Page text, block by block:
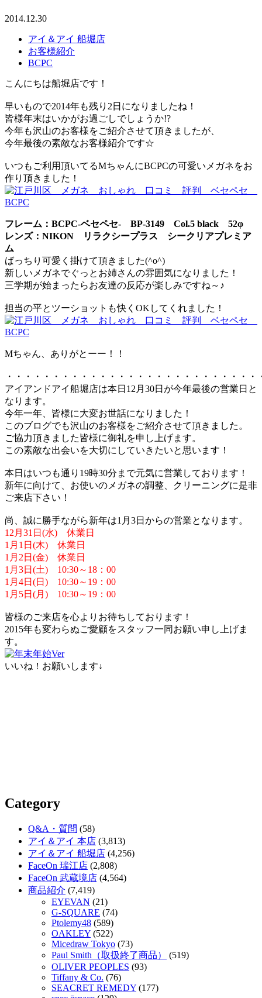
2014.12.30
アイ＆アイ 船堀店
お客様紹介
BCPC
こんにちは船堀店です！
早いもので2014年も残り2日になりましたね！
皆様年末はいかがお過ごしでしょうか!?
今年も沢山のお客様をご紹介させて頂きましたが、
今年最後の素敵なお客様紹介です☆
いつもご利用頂いてるMちゃんにBCPCの可愛いメガネをお
作り頂きました！
フレーム：BCPC-ベセペセ- BP-3149 Col.5 black 52φ
レンズ：NIKON リラクシープラス シークリアプレミア
ム
ばっちり可愛く掛けて頂きました(^o^)
新しいメガネでぐっとお姉さんの雰囲気になりました！
三学期が始まったらお友達の反応が楽しみですね～♪
担当の平とツーショットも快くOKしてくれました！
Mちゃん、ありがとーー！！
・・・・・・・・・・・・・・・・・・・・・・・・・・
アイアンドアイ船堀店は本日12月30日が今年最後の営業日と
なります。
今年一年、皆様に大変お世話になりました！
このブログでも沢山のお客様をご紹介させて頂きました。
ご協力頂きました皆様に御礼を申し上げます。
この素敵な出会いを大切にしていきたいと思います！
本日はいつも通り19時30分まで元気に営業しております！
新年に向けて、お使いのメガネの調整、クリーニングに是非
ご来店下さい！
尚、誠に勝手ながら新年は1月3日からの営業となります。
12月31日(水) 休業日
1月1日(木) 休業日
1月2日(金) 休業日
1月3日(土) 10:30～18：00
1月4日(日) 10:30～19：00
1月5日(月) 10:30～19：00
皆様のご来店を心よりお待ちしております！
2015年も変わらぬご愛顧をスタッフ一同お願い申し上げま
す。
いいね！お願いします↓
Category
Q&A・質問 (58)
アイ＆アイ 本店 (3,813)
アイ＆アイ 船堀店 (4,256)
FaceOn 瑞江店 (2,808)
FaceOn 武蔵境店 (4,564)
商品紹介 (7,419)
EYEVAN (21)
G-SQUARE (74)
Ptolemy48 (589)
OAKLEY (522)
Micedraw Tokyo (73)
Paul Smith（取扱終了商品）
(519)
OLIVER PEOPLES (93)
Tiffany & Co. (76)
SEACRET REMEDY (177)